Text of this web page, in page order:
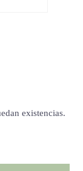
existencias.